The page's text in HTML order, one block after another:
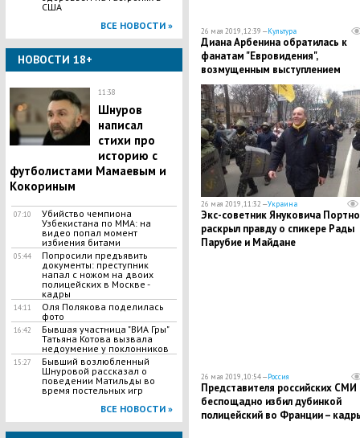
США
ВСЕ НОВОСТИ »
НОВОСТИ 18+
11:38
Шнуров
написал
стихи про
историю с
футболистами Мамаевым и
Кокориным
07:10
Убийство чемпиона
Узбекистана по MMA: на
видео попал момент
избиения битами
05:44
Попросили предъявить
документы: преступник
напал с ножом на двоих
полицейских в Москве -
кадры
14:11
Оля Полякова поделилась
фото
16:42
Бывшая участница "ВИА Гры"
Татьяна Котова вызвала
недоумение у поклонников
15:27
Бывший возлюбленный
Шнуровой рассказал о
поведении Матильды во
время постельных игр
ВСЕ НОВОСТИ »
26 мая 2019, 12:39 —Культура
Диана Арбенина обратилась к
фанатам "Евровидения",
возмущенным выступлением
Мадонны
26 мая 2019, 11:32 —Украина
​Экс-советник Януковича
раскрыл правду о спикере Рады
Парубие и Майдане
26 мая 2019, 10:54 —Россия
Представителя российских СМИ
беспощадно избил дубинкой
полицейский во Франции –